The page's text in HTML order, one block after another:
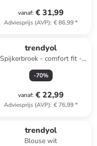
vanaf: € 31,99
Adviesprijs (AVP): € 86,99*
trendyol
Spijkerbroek - comfort fit -
zandkleurig
-70%
vanaf: € 22,99
Adviesprijs (AVP): € 76,99*
trendyol
Blouse wit